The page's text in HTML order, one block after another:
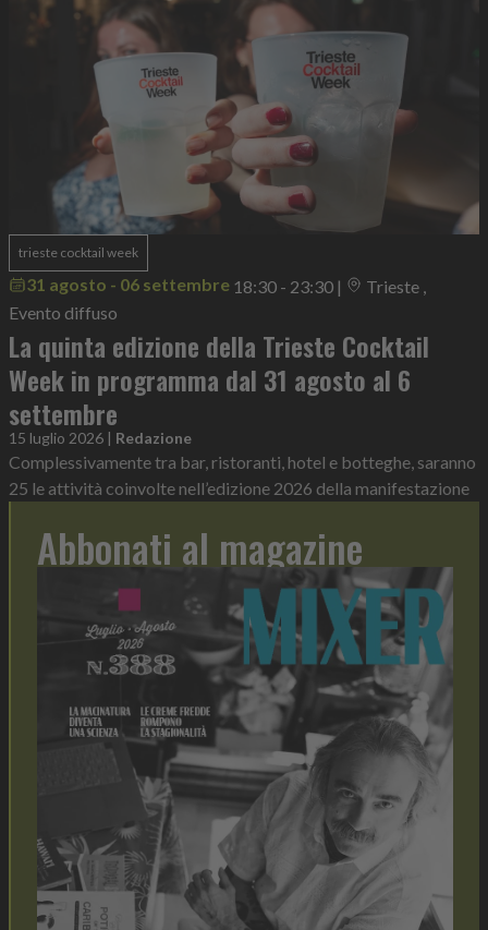
trieste cocktail week
31 agosto - 06 settembre 18:30 - 23:30 |
Trieste ,
Evento diffuso
La quinta edizione della Trieste Cocktail
Week in programma dal 31 agosto al 6
settembre
15 luglio 2026 | Redazione
Complessivamente tra bar, ristoranti, hotel e botteghe, saranno
25 le attività coinvolte nell’edizione 2026 della manifestazione
Abbonati al magazine